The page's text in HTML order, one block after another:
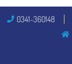
0341-360148